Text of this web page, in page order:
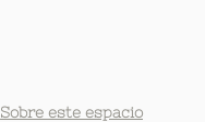
Sobre este espacio